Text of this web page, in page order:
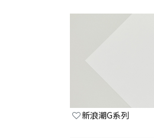
新浪潮G系列